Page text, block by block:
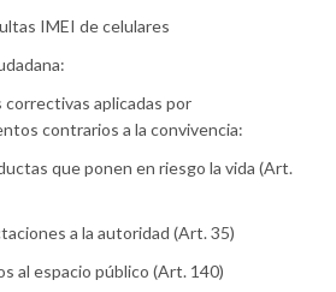
IMEI de celulares
correctivas aplicadas por
contrarios a la convivencia:
que ponen en riesgo la vida (Art.
a la autoridad (Art. 35)
al espacio público (Art. 140)